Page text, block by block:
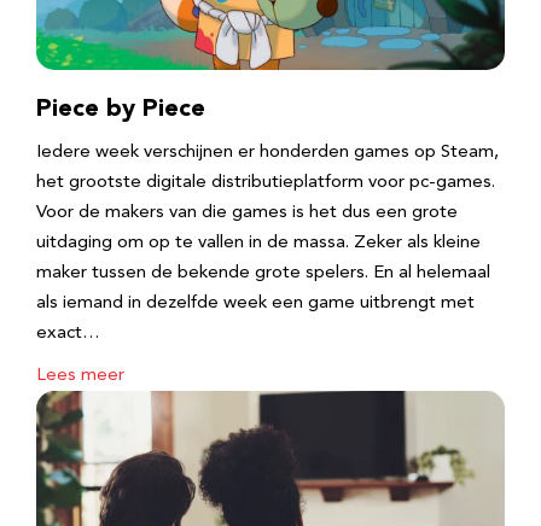
Piece by Piece
Iedere week verschijnen er honderden games op Steam,
het grootste digitale distributieplatform voor pc-games.
Voor de makers van die games is het dus een grote
uitdaging om op te vallen in de massa. Zeker als kleine
maker tussen de bekende grote spelers. En al helemaal
als iemand in dezelfde week een game uitbrengt met
exact…
Lees meer